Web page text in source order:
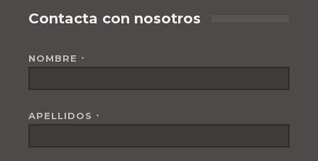
Contacta con nosotros
NOMBRE *
APELLIDOS *